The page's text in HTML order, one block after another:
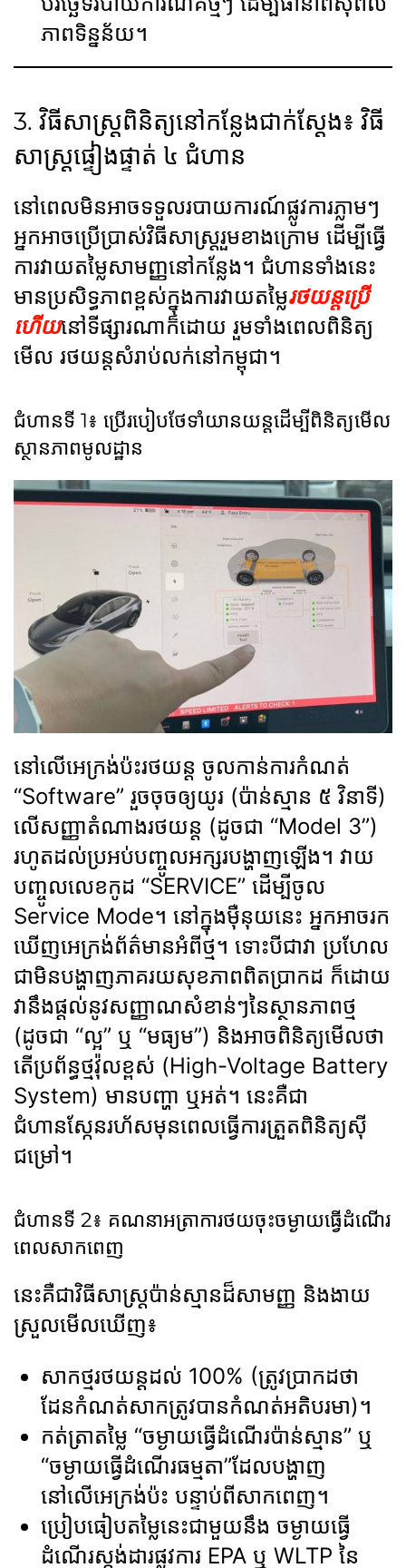
ភាពទិន្នន័យ។
3. វិធីសាស្រ្តពិនិត្យនៅកន្លែងជាក់ស្តែង៖ វិធី
សាស្រ្តផ្ទៀងផ្ទាត់ ៤ ជំហាន
នៅពេលមិនអាចទទួលរបាយការណ៍ផ្លូវការភ្លាមៗ
អ្នកអាចប្រើប្រាស់វិធីសាស្រ្តរួមខាងក្រោម ដើម្បីធ្វើ
ការវាយតម្លៃសាមញ្ញនៅកន្លែង។ ជំហានទាំងនេះ
មានប្រសិទ្ធភាពខ្ពស់ក្នុងការវាយតម្លៃរថយន្តប្រើ
ហើយនៅទីផ្សារណាក៏ដោយ រួមទាំងពេលពិនិត្យ
មើល រថយន្តសំរាប់លក់នៅកម្ពុជា។
ជំហានទី 1៖ ប្រើរបៀបថែទាំយានយន្តដើម្បីពិនិត្យមើល
ស្ថានភាពមូលដ្ឋាន
នៅលើអេក្រង់ប៉ះរថយន្ត ចូលកាន់ការកំណត់
“Software” រួចចុចឲ្យយូរ (ប៉ាន់ស្មាន ៥ វិនាទី)
លើសញ្ញាតំណាងរថយន្ត (ដូចជា “Model 3”)
រហូតដល់ប្រអប់បញ្ចូលអក្សរបង្ហាញឡើង។ វាយ
បញ្ចូលលេខកូដ “SERVICE” ដើម្បីចូល
Service Mode។ នៅក្នុងម៉ឺនុយនេះ អ្នកអាចរក
ឃើញអេក្រង់ព័ត៌មានអំពីថ្ម។ ទោះបីជាវា ប្រហែល
ជាមិនបង្ហាញភាគរយសុខភាពពិតប្រាកដ ក៏ដោយ
វានឹងផ្តល់នូវសញ្ញាណសំខាន់ៗនៃស្ថានភាពថ្ម
(ដូចជា “ល្អ” ឬ “មធ្យម”) និងអាចពិនិត្យមើលថា
តើប្រព័ន្ធថ្មវ៉ុលខ្ពស់ (High-Voltage Battery
System) មានបញ្ហា ឬអត់។ នេះគឺជា
ជំហានស្កែនរហ័សមុនពេលធ្វើការត្រួតពិនិត្យស៊ី
ជម្រៅ។
ជំហានទី 2៖ គណនាអត្រាការថយចុះចម្ងាយធ្វើដំណើរ
ពេលសាកពេញ
នេះគឺជាវិធីសាស្រ្តប៉ាន់ស្មានដ៏សាមញ្ញ និងងាយ
ស្រួលមើលឃើញ៖
សាកថ្មរថយន្តដល់ 100% (ត្រូវប្រាកដថា
ដែនកំណត់សាកត្រូវបានកំណត់អតិបរមា)។
កត់ត្រាតម្លៃ “ចម្ងាយធ្វើដំណើរប៉ាន់ស្មាន” ឬ
“ចម្ងាយធ្វើដំណើរធម្មតា”ដែលបង្ហាញ
នៅលើអេក្រង់ប៉ះ បន្ទាប់ពីសាកពេញ។
ប្រៀបធៀបតម្លៃនេះជាមួយនឹង ចម្ងាយធ្វើ
ដំណើរស្តង់ដារផ្លូវការ EPA ឬ WLTP នៃ